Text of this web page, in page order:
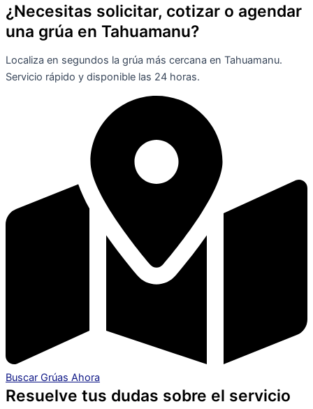
¿Necesitas solicitar, cotizar o agendar
una grúa en Tahuamanu?
Localiza en segundos la grúa más cercana en Tahuamanu.
Servicio rápido y disponible las 24 horas.
Buscar Grúas Ahora
Resuelve tus dudas sobre el servicio